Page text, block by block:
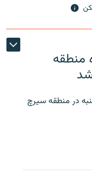
منطقه
در منطقه سیرچ